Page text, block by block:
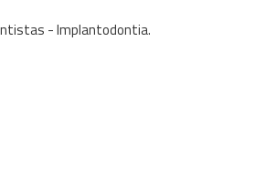
-Implantodontia.